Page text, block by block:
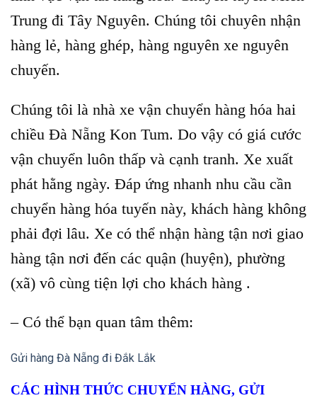
Trung đi Tây Nguyên. Chúng tôi chuyên nhận
hàng lẻ, hàng ghép, hàng nguyên xe nguyên
chuyến.
Chúng tôi là nhà xe vận chuyển hàng hóa hai
chiều Đà Nẵng Kon Tum. Do vậy có giá cước
vận chuyển luôn thấp và cạnh tranh. Xe xuất
phát hằng ngày. Đáp ứng nhanh nhu cầu cần
chuyển hàng hóa tuyến này, khách hàng không
phải đợi lâu. Xe có thể nhận hàng tận nơi giao
hàng tận nơi đến các quận (huyện), phường
(xã) vô cùng tiện lợi cho khách hàng .
– Có thể bạn quan tâm thêm:
Gửi hàng Đà Nẵng đi Đắk Lắk
CÁC HÌNH THỨC CHUYỂN HÀNG, GỬI